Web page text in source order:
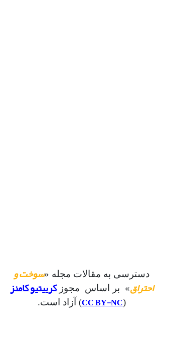
دسترسی به مقالات مجله «سوخت و
احتراق» بر اساس مجوزکرییتیو کامنز
(
CC BY-NC) آزاد است.